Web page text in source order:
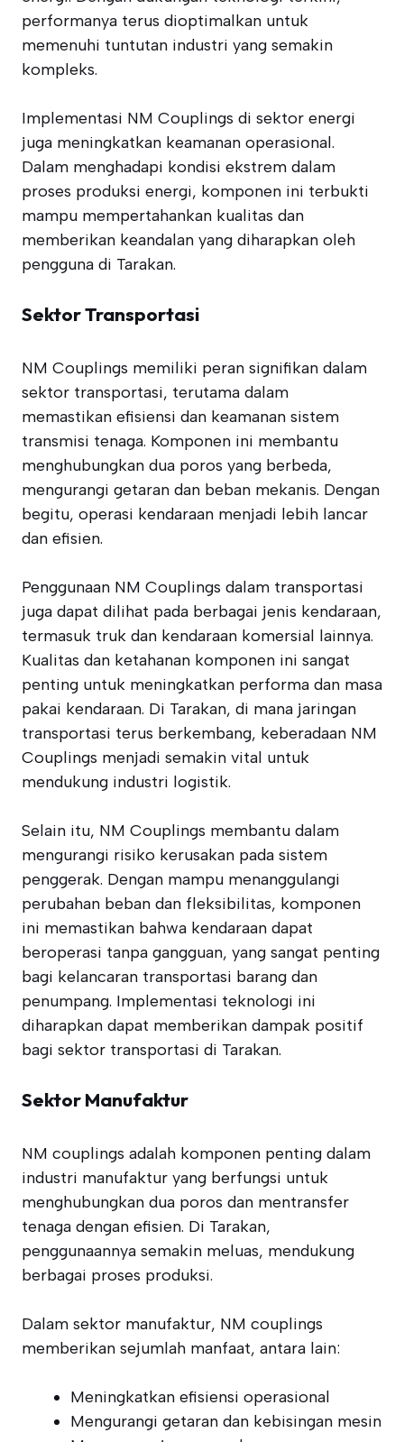
performanya terus dioptimalkan untuk
memenuhi tuntutan industri yang semakin
kompleks.
Implementasi NM Couplings di sektor energi
juga meningkatkan keamanan operasional.
Dalam menghadapi kondisi ekstrem dalam
proses produksi energi, komponen ini terbukti
mampu mempertahankan kualitas dan
memberikan keandalan yang diharapkan oleh
pengguna di Tarakan.
Sektor Transportasi
NM Couplings memiliki peran signifikan dalam
sektor transportasi, terutama dalam
memastikan efisiensi dan keamanan sistem
transmisi tenaga. Komponen ini membantu
menghubungkan dua poros yang berbeda,
mengurangi getaran dan beban mekanis. Dengan
begitu, operasi kendaraan menjadi lebih lancar
dan efisien.
Penggunaan NM Couplings dalam transportasi
juga dapat dilihat pada berbagai jenis kendaraan,
termasuk truk dan kendaraan komersial lainnya.
Kualitas dan ketahanan komponen ini sangat
penting untuk meningkatkan performa dan masa
pakai kendaraan. Di Tarakan, di mana jaringan
transportasi terus berkembang, keberadaan NM
Couplings menjadi semakin vital untuk
mendukung industri logistik.
Selain itu, NM Couplings membantu dalam
mengurangi risiko kerusakan pada sistem
penggerak. Dengan mampu menanggulangi
perubahan beban dan fleksibilitas, komponen
ini memastikan bahwa kendaraan dapat
beroperasi tanpa gangguan, yang sangat penting
bagi kelancaran transportasi barang dan
penumpang. Implementasi teknologi ini
diharapkan dapat memberikan dampak positif
bagi sektor transportasi di Tarakan.
Sektor Manufaktur
NM couplings adalah komponen penting dalam
industri manufaktur yang berfungsi untuk
menghubungkan dua poros dan mentransfer
tenaga dengan efisien. Di Tarakan,
penggunaannya semakin meluas, mendukung
berbagai proses produksi.
Dalam sektor manufaktur, NM couplings
memberikan sejumlah manfaat, antara lain:
Meningkatkan efisiensi operasional
Mengurangi getaran dan kebisingan mesin